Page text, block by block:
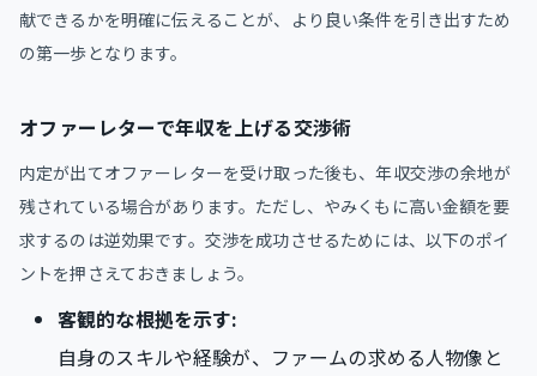
献できるかを明確に伝えることが、より良い条件を引き出すため
の第一歩となります。
オファーレターで年収を上げる交渉術
内定が出てオファーレターを受け取った後も、年収交渉の余地が
残されている場合があります。ただし、やみくもに高い金額を要
求するのは逆効果です。交渉を成功させるためには、以下のポイ
ントを押さえておきましょう。
客観的な根拠を示す:
自身のスキルや経験が、ファームの求める人物像と